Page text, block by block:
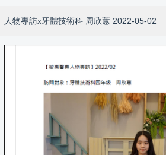
人物專訪x牙體技術科 周欣蕙 2022-05-02